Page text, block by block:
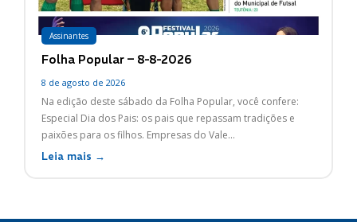
Assinantes
Folha Popular – 8-8-2026
8 de agosto de 2026
Na edição deste sábado da Folha Popular, você confere:
Especial Dia dos Pais: os pais que repassam tradições e
paixões para os filhos. Empresas do Vale...
Leia mais →